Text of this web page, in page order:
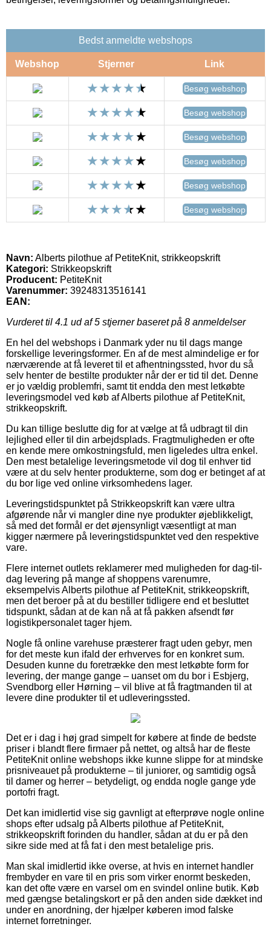
Bedst anmeldte webshops
Webshop Stjerner Link
Besøg webshop
Besøg webshop
Besøg webshop
Besøg webshop
Besøg webshop
Besøg webshop
Navn: Alberts pilothue af PetiteKnit, strikkeopskrift
Kategori: Strikkeopskrift
Producent: PetiteKnit
Varenummer: 39248313516141
EAN:
Vurderet til 4.1 ud af 5 stjerner baseret på 8 anmeldelser
En hel del webshops i Danmark yder nu til dags mange
forskellige leveringsformer. En af de mest almindelige er for
nærværende at få leveret til et afhentningssted, hvor du så
selv henter de bestilte produkter når der er tid til det. Denne
er jo vældig problemfri, samt tit endda den mest letkøbte
leveringsmodel ved køb af Alberts pilothue af PetiteKnit,
strikkeopskrift.
Du kan tillige beslutte dig for at vælge at få udbragt til din
lejlighed eller til din arbejdsplads. Fragtmuligheden er ofte
en kende mere omkostningsfuld, men ligeledes ultra enkel.
Den mest betalelige leveringsmetode vil dog til enhver tid
være at du selv henter produkterne, som dog er betinget af at
du bor lige ved online virksomhedens lager.
Leveringstidspunktet på Strikkeopskrift kan være ultra
afgørende når vi mangler dine nye produkter øjeblikkeligt,
så med det formål er det øjensynligt væsentligt at man
kigger nærmere på leveringstidspunktet ved den respektive
vare.
Flere internet outlets reklamerer med muligheden for dag-til-
dag levering på mange af shoppens varenumre,
eksempelvis Alberts pilothue af PetiteKnit, strikkeopskrift,
men det beroer på at du bestiller tidligere end et besluttet
tidspunkt, sådan at de kan nå at få pakken afsendt før
logistikpersonalet tager hjem.
Nogle få online varehuse præsterer fragt uden gebyr, men
for det meste kun ifald der erhverves for en konkret sum.
Desuden kunne du foretrække den mest letkøbte form for
levering, der mange gange – uanset om du bor i Esbjerg,
Svendborg eller Hørning – vil blive at få fragtmanden til at
levere dine produkter til et udleveringssted.
Det er i dag i høj grad simpelt for købere at finde de bedste
priser i blandt flere firmaer på nettet, og altså har de fleste
PetiteKnit online webshops ikke kunne slippe for at mindske
prisniveauet på produkterne – til juniorer, og samtidig også
til damer og herrer – betydeligt, og endda nogle gange yde
portofri fragt.
Det kan imidlertid vise sig gavnligt at efterprøve nogle online
shops efter udsalg på Alberts pilothue af PetiteKnit,
strikkeopskrift forinden du handler, sådan at du er på den
sikre side med at få fat i den mest betalelige pris.
Man skal imidlertid ikke overse, at hvis en internet handler
frembyder en vare til en pris som virker enormt beskeden,
kan det ofte være en varsel om en svindel online butik. Køb
med gængse betalingskort er på den anden side dækket ind
under en anordning, der hjælper køberen imod falske
internet forretninger.